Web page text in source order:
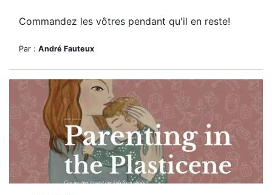
Commandez les vôtres pendant qu'il en reste!
Par : André Fauteux